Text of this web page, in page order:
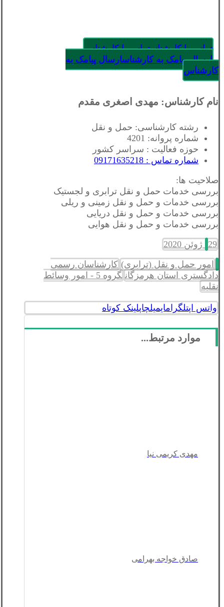
تماس با کارشناستماس با کارشناس
ارسال پیامک به کارشناسارسال پیامک به
کارشناس
نام کارشناس: مهدی اصغری مقدم
رشته کارشناسی: حمل و نقل
شماره پروانه: 4201
حوزه فعالیت : سراسر کشور
شماره تماس : 09171635218
صلاحیت ها:
بررسی خدمات حمل و نقل ترابری و لجستیک
بررسی خدمات و حمل و نقل زمینی و ریلی
بررسی خدمات و حمل و نقل دریایی
بررسی خدمات و حمل و نقل هوایی
29 ژوئن 2020
امور حمل و نقل (ترابری) کارشناسان رسمی
دادگستری استان هرمزگان
گروه 5 - امور وسائط
نقلیه
واتس اپتلگرامایمیلچاپلینک کوتاه
موارد مرتبط...
مهدی کریمی نیا
صادق خواجه بهرامی